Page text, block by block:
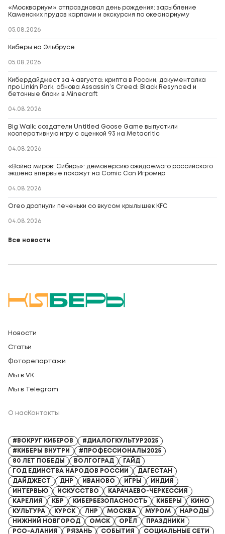
«Москвариум» отпраздновал день рождения: зарыбление
Каменских прудов карпами и экскурсия по океанариуму
05.08.2026
Киберы на Эльбрусе
05.08.2026
Кибердайджест за 4 августа: крипта в России, документалка
про Linkin Park, обнова Assassin’s Creed: Black Resynced и
бетонные блоки в Minecraft
04.08.2026
Big Walk: создатели Untitled Goose Game выпустили
кооперативную игру с оценкой 93 на Metacritic
04.08.2026
«Война миров: Сибирь»: демоверсию ожидаемого российского
экшена впервые покажут на Comic Con Игромир
04.08.2026
Oreo дропнули печеньки со вкусом крылышек KFC
04.08.2026
Все новости
Новости
Статьи
Фоторепортажи
Мы в VK
Мы в Telegram
О насКонтакты
#ВОКРУГ КИБЕРОВ
#ДИАЛОГКУЛЬТУР2025
#КИБЕРЫ ВНУТРИ
#ПРОФЕССИОНАЛЫ2025
80 ЛЕТ ПОБЕДЫ
ВОЛГОГРАД
ГАЙД
ГОД ЕДИНСТВА НАРОДОВ РОССИИ
ДАГЕСТАН
ДАЙДЖЕСТ
ДНР ИВАНОВО ИГРЫ
ИНДИЯ
ИНТЕРВЬЮ
ИСКУССТВО
КАРАЧАЕВО-ЧЕРКЕССИЯ
КАРЕЛИЯ
КБР КИБЕРБЕЗОПАСНОСТЬ КИБЕРЫ
КИНО
КУЛЬТУРА
КУРСК ЛНР МОСКВА МУРОМ
НАРОДЫ
НИЖНИЙ НОВГОРОД
ОМСК ОРЁЛ
ПРАЗДНИКИ
РСО-АЛАНИЯ
РЯЗАНЬ СОБЫТИЯ СОЦИАЛЬНЫЕ СЕТИ